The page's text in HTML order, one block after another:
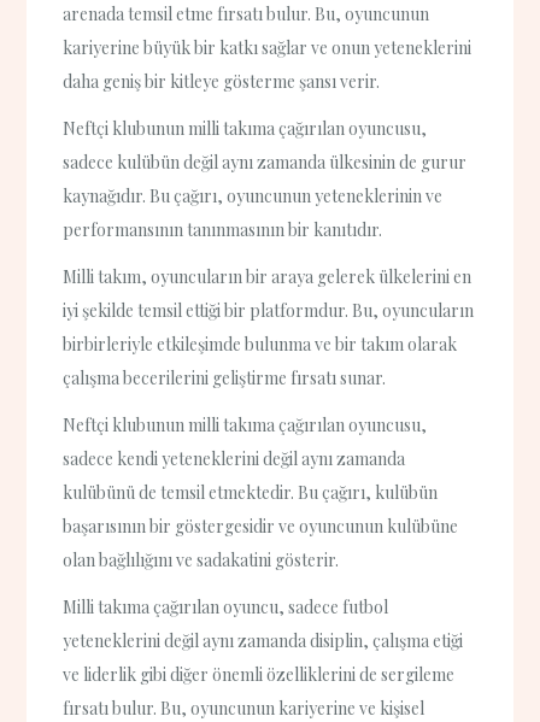
arenada temsil etme fırsatı bulur. Bu, oyuncunun
kariyerine büyük bir katkı sağlar ve onun yeteneklerini
daha geniş bir kitleye gösterme şansı verir.
Neftçi klubunun milli takıma çağırılan oyuncusu,
sadece kulübün değil aynı zamanda ülkesinin de gurur
kaynağıdır. Bu çağırı, oyuncunun yeteneklerinin ve
performansının tanınmasının bir kanıtıdır.
Milli takım, oyuncuların bir araya gelerek ülkelerini en
iyi şekilde temsil ettiği bir platformdur. Bu, oyuncuların
birbirleriyle etkileşimde bulunma ve bir takım olarak
çalışma becerilerini geliştirme fırsatı sunar.
Neftçi klubunun milli takıma çağırılan oyuncusu,
sadece kendi yeteneklerini değil aynı zamanda
kulübünü de temsil etmektedir. Bu çağırı, kulübün
başarısının bir göstergesidir ve oyuncunun kulübüne
olan bağlılığını ve sadakatini gösterir.
Milli takıma çağırılan oyuncu, sadece futbol
yeteneklerini değil aynı zamanda disiplin, çalışma etiği
ve liderlik gibi diğer önemli özelliklerini de sergileme
fırsatı bulur. Bu, oyuncunun kariyerine ve kişisel